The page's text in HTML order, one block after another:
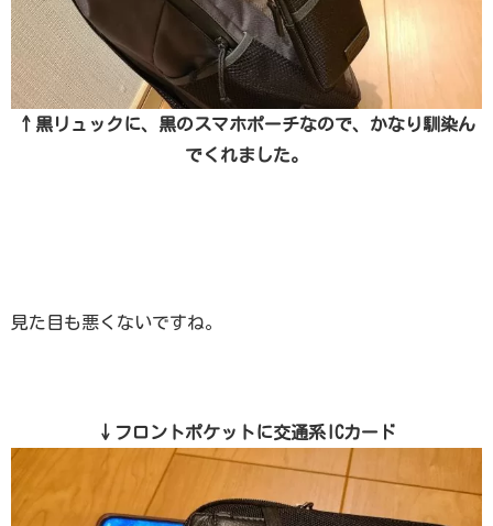
↑黒リュックに、黒のスマホポーチなので、かなり馴染ん
でくれました。
見た目も悪くないですね。
↓フロントポケットに交通系ICカード